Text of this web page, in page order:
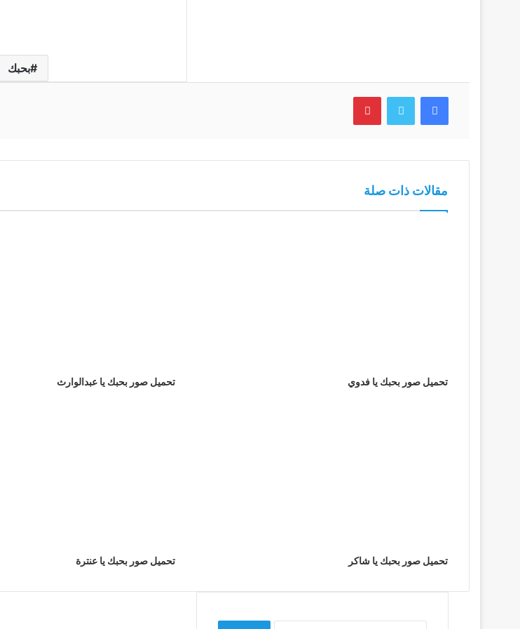
بحبك
فيسبوك تويتر بينتيريست
مقالات ذات صلة
تحميل صور بحبك يا فدوي تحميل صور بحبك يا عبدالوارث
تحميل صور بحبك يا شاكر تحميل صور بحبك يا عنترة